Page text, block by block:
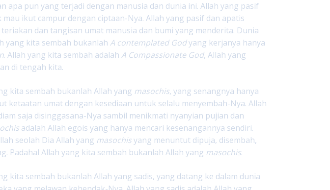
apa pun yang terjadi dengan manusia dan dunia ini. Allah yang pasif
ikut campur dengan ciptaan-Nya. Allah yang pasif dan apatis
dan tangisan umat manusia dan bumi yang menderita. Dunia
yang kita sembah bukanlahA contemplated Godyang kerjanya hanya
. Allah yang kita sembah adalahA Compassionate God, Allah yang
di tengah kita.
kita sembah bukanlah Allah yang masochis, yang senangnya hanya
ketaatan umat dengan kesediaan untuk selalu menyembah-Nya. Allah
saja disinggasana-Nya sambil menikmati nyanyian pujian dan
adalah Allah egois yang hanya mencari kesenangannya sendiri.
seolah Dia Allah yang masochisyang menuntut dipuja, disembah,
Padahal Allah yang kita sembah bukanlah Allah yang masochis.
kita sembah bukanlah Allah yang sadis, yang datang ke dalam dunia